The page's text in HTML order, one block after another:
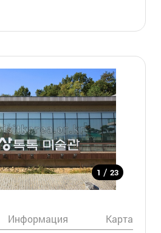
1 / 23
Информация Карта